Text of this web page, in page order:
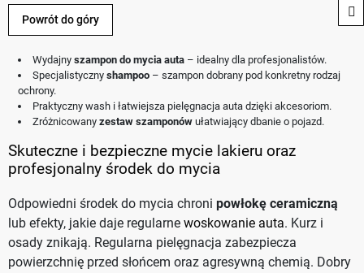
Powrót do góry
Wydajnyszampon do mycia auta – idealny dla profesjonalistów.
Specjalistycznyshampoo – szampon dobrany pod konkretny rodzaj
ochrony.
Praktyczny wash i łatwiejsza pielęgnacja auta dzięki akcesoriom.
Zróżnicowanyzestaw szamponów ułatwiający dbanie o pojazd.
Skuteczne i bezpieczne mycie lakieru oraz
profesjonalny środek do mycia
Odpowiedni środek do mycia chroni powłokę ceramiczną
lub efekty, jakie daje regularne woskowanie auta. Kurz i
osady znikają. Regularna pielęgnacja zabezpiecza
powierzchnię przed słońcem oraz agresywną chemią. Dobry